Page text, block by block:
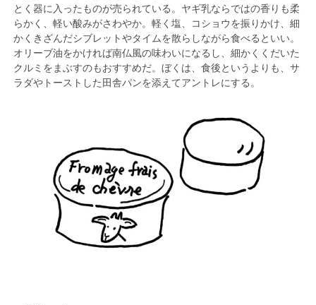
とく器に入ったものが売られている。ヤギ乳ならではの香りも柔
らかく、軽い酸みがさわやか。軽く塩、コショウを振りかけ、細
かくきざんだシブレットやタイムを散らしながら食べるといい。
オリーブ油をかければ南仏風の味わいになるし、細かくくだいた
クルミをまぶすのもおすすめだ。ぼくは、食後というよりも、サ
ラダやトーストした田舎パンを添えてアントレにする。